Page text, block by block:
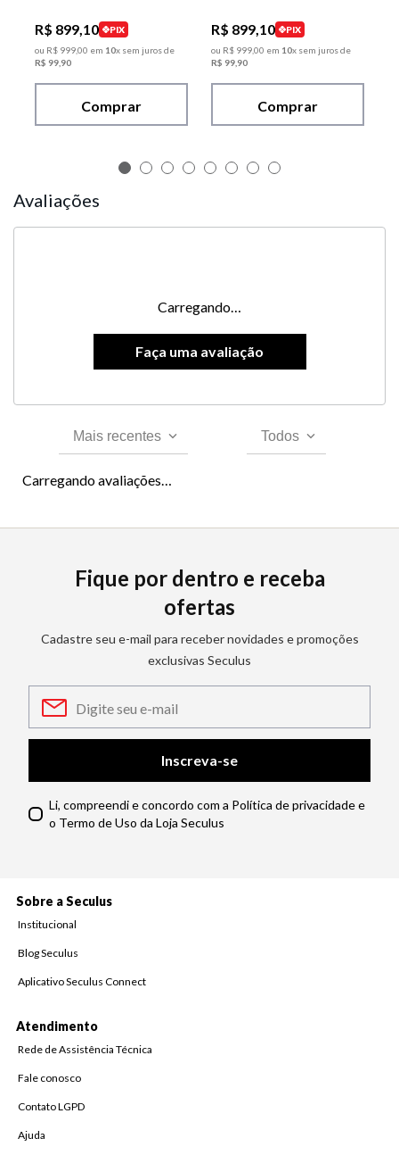
R$ 899,10
PIX
ou R$ 99900 em 10x sem juros de
R$ 99 90
Comprar
R$ 899,10
PIX
ou R$ 99900 em 10x sem juros de
R$ 99 90
Comprar
Avaliações
Carregando…
Mais recentes Todos
Carregando avaliações…
Fique por dentro e receba
ofertas
Cadastre seu e-mail para receber novidades e promoções
exclusivas Seculus
Inscreva-se
Li, compreendi e concordo com a Política de privacidade e
o Termo de Uso da Loja Seculus
Sobre a Seculus
Institucional
Blog Seculus
Aplicativo Seculus Connect
Atendimento
Rede de Assistência Técnica
Fale conosco
Contato LGPD
Ajuda